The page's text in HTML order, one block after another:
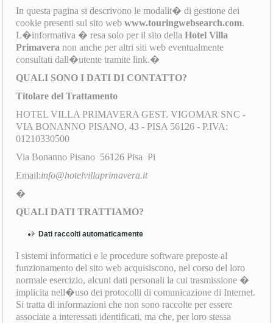
In questa pagina si descrivono le modalit� di gestione dei
cookie presenti sul sito webwww.touringwebsearch.com.
L�informativa � resa solo per il sito dellaHotel Villa
Primavera non anche per altri siti web eventualmente
consultati dall�utente tramite link.�
QUALI SONO I DATI DI CONTATTO?
Titolare del Trattamento
HOTEL VILLA PRIMAVERA GEST. VIGOMAR SNC -
VIA BONANNO PISANO, 43 - PISA 56126 - P.IVA:
01210330500
Via Bonanno Pisano 56126 Pisa Pi
Email:info@hotelvillaprimavera.it
�
QUALI DATI TRATTIAMO?
Dati raccolti automaticamente
I sistemi informatici e le procedure software preposte al
funzionamento del sito web acquisiscono, nel corso del loro
normale esercizio, alcuni dati personali la cui trasmissione �
implicita nell�uso dei protocolli di comunicazione di Internet.
Si tratta di informazioni che non sono raccolte per essere
associate a interessati identificati, ma che, per loro stessa